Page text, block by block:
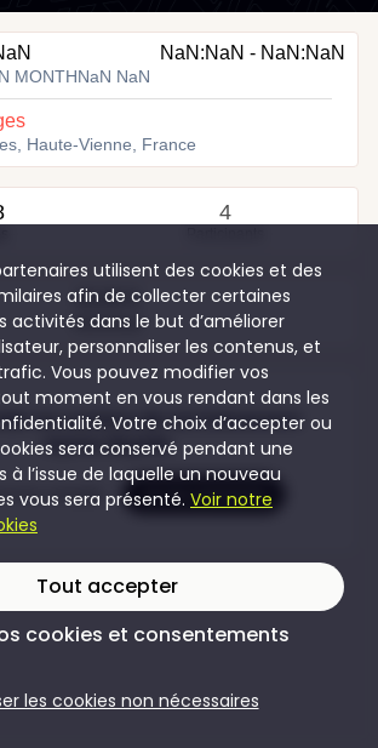
NaN:NaN - NaN:NaN
MONTHNaN NaN
Haute-Vienne, France
4
40,00 €
Hommes
au contenu de cet évènement
rejoins Wyylde
mon compte Je me connecte
utilisent des cookies et des
afin de collecter certaines
activités dans le but d’améliorer
personnaliser les contenus, et
Vous pouvez modifier vos
moment en vous rendant dans les
Votre choix d’accepter ou
sera conservé pendant une
à l’issue de laquelle un nouveau
vous sera présenté. Voir notre
Tout accepter
cookies et consentements
les cookies non nécessaires